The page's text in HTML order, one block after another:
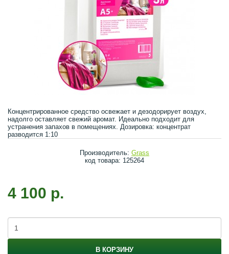
Концентрированное средство освежает и дезодорирует воздух,
надолго оставляет свежий аромат. Идеально подходит для
устранения запахов в помещениях. Дозировка: концентрат
разводится 1:10
Производитель: Grass
код товара: 125264
4 100 р.
В КОРЗИНУ